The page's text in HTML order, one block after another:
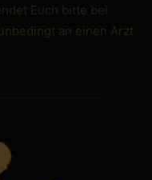
Euch bitte bei
an einen Arzt